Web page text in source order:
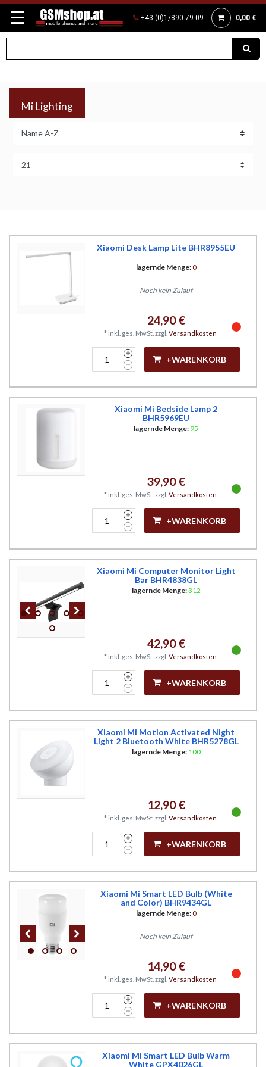
☰ +43 (0)1/890 79 09 0,00 €
Mi Lighting
Xiaomi Desk Lamp Lite BHR8955EU
lagernde Menge:0
Noch kein Zulauf
24,90 €
* inkl. ges. MwSt. zzgl. Versandkosten
+WARENKORB
Xiaomi Mi Bedside Lamp 2
BHR5969EU
lagernde Menge: 95
39,90 €
* inkl. ges. MwSt. zzgl. Versandkosten
+WARENKORB
Xiaomi Mi Computer Monitor Light
Bar BHR4838GL
lagernde Menge:312
42,90 €
* inkl. ges. MwSt. zzgl. Versandkosten
+WARENKORB
Xiaomi Mi Motion Activated Night
Light 2 Bluetooth White BHR5278GL
lagernde Menge: 100
12,90 €
* inkl. ges. MwSt. zzgl. Versandkosten
+WARENKORB
Xiaomi Mi Smart LED Bulb (White
and Color) BHR9434GL
lagernde Menge:0
Noch kein Zulauf
14,90 €
* inkl. ges. MwSt. zzgl. Versandkosten
+WARENKORB
Xiaomi Mi Smart LED Bulb Warm
White GPX4026GL